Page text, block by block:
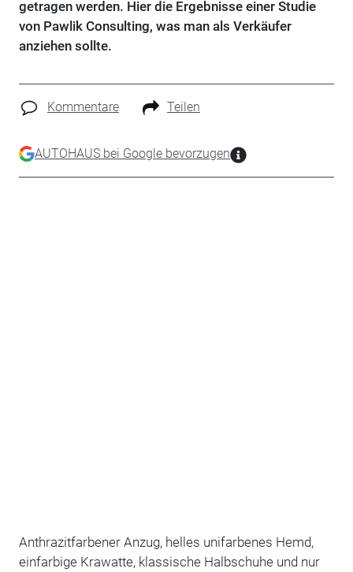
getragen werden. Hier die Ergebnisse einer Studie
von Pawlik Consulting, was man als Verkäufer
anziehen sollte.
Kommentare Teilen
AUTOHAUS bei Google bevorzugen
Anthrazitfarbener Anzug, helles unifarbenes Hemd,
einfarbige Krawatte, klassische Halbschuhe und nur